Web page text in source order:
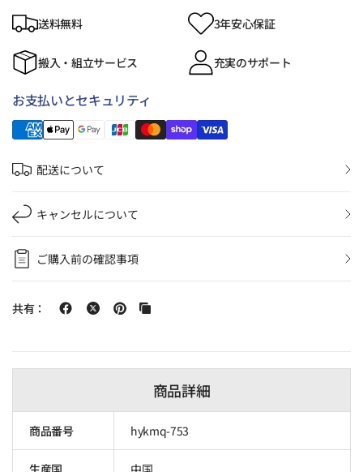
送料無料 3年安心保証
搬入・組立サービス 充実のサポート
お支払いとセキュリティ
配送について
キャンセルについて
ご購入前の確認事項
共有：
商品詳細
商品番号 hykmq-753
生産国 中国